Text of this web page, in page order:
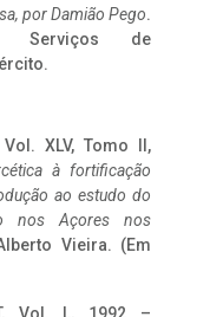
por Damião Pego.
Serviços de
XLV, Tomo II,
à fortificação
ao estudo do
nos Açores nos
Vieira. (Em